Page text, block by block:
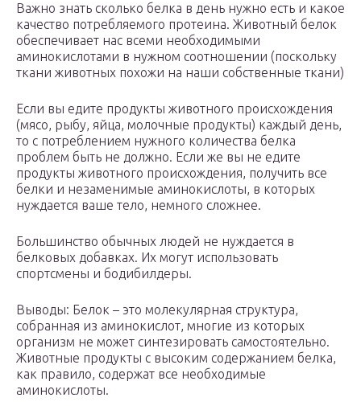
Важно знать сколько белка в день нужно есть и какое
качество потребляемого протеина. Животный белок
обеспечивает нас всеми необходимыми
аминокислотами в нужном соотношении (поскольку
ткани животных похожи на наши собственные ткани)
Если вы едите продукты животного происхождения
(мясо, рыбу, яйца, молочные продукты) каждый день,
то с потреблением нужного количества белка
проблем быть не должно. Если же вы не едите
продукты животного происхождения, получить все
белки и незаменимые аминокислоты, в которых
нуждается ваше тело, немного сложнее.
Большинство обычных людей не нуждается в
белковых добавках. Их могут использовать
спортсмены и бодибилдеры.
Выводы: Белок – это молекулярная структура,
собранная из аминокислот, многие из которых
организм не может синтезировать самостоятельно.
Животные продукты с высоким содержанием белка,
как правило, содержат все необходимые
аминокислоты.